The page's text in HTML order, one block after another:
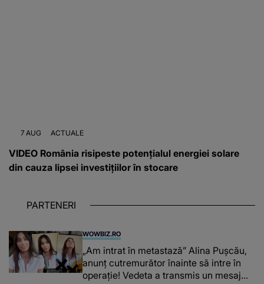
7 AUG ACTUALE
VIDEO România risipeste potențialul energiei solare
din cauza lipsei investițiilor în stocare
PARTENERI
WOWBIZ.RO
„Am intrat în metastază” Alina Pușcău,
anunț cutremurător înainte să intre în
operație! Vedeta a transmis un mesaj